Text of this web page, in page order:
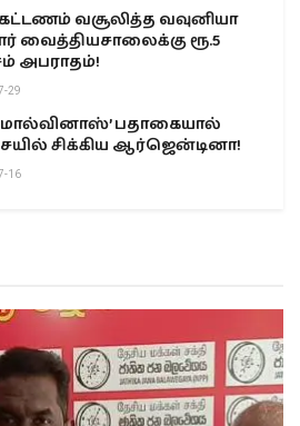
வசூலித்த வவுனியா
வைத்தியசாலைக்கு ரூ.5
அபராதம்!
29
பதாகையால்
சிக்கிய ஆர்ஜென்டினா!
16